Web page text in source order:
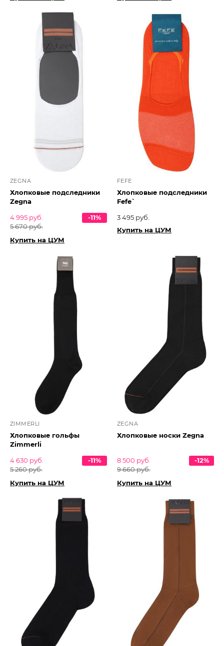
ZEGNA
Хлопковые подследники
Zegna
4 995 руб.
5 670 руб.
-11%
Купить на ЦУМ
FEFE
Хлопковые подследники
Fefe`
3 495 руб.
Купить на ЦУМ
ZIMMERLI
Хлопковые гольфы
Zimmerli
4 630 руб.
5 260 руб.
-11%
Купить на ЦУМ
ZEGNA
Хлопковые носки Zegna
8 500 руб.
9 660 руб.
-12%
Купить на ЦУМ